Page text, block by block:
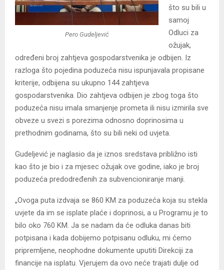
Pero Gudeljević
što su bili u
samoj
Odluci za
ožujak,
određeni broj zahtjeva gospodarstvenika je odbijen. Iz
razloga što pojedina poduzeća nisu ispunjavala propisane
kriterije, odbijena su ukupno 144 zahtjeva
gospodarstvenika. Dio zahtjeva odbijen je zbog toga što
poduzeća nisu imala smanjenje prometa ili nisu izmirila sve
obveze u svezi s porezima odnosno doprinosima u
prethodnim godinama, što su bili neki od uvjeta.
Gudeljević je naglasio da je iznos sredstava približno isti
kao što je bio i za mjesec ožujak ove godine, iako je broj
poduzeća predodređenih za subvencioniranje manji.
„Ovoga puta izdvaja se 860 KM za poduzeća koja su stekla
uvjete da im se isplate plaće i doprinosi, a u Programu je to
bilo oko 760 KM. Ja se nadam da će odluka danas biti
potpisana i kada dobijemo potpisanu odluku, mi ćemo
pripremljene, neophodne dokumente uputiti Direkciji za
financije na isplatu. Vjerujem da ovo neće trajati dulje od